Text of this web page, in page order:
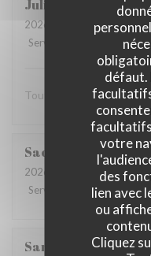
défaut.
votre
des
lien avec
ou
Cliquez
Julien
2026-07-16
- 20:00 -
Service
Ambiance:5
Tout est excellent
Sacha
2026-07-15
- 13:00 -
Service
Ambiance: 5
Sandrine D